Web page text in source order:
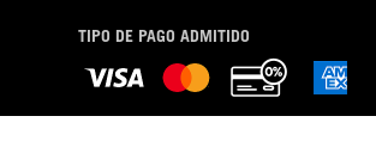
TIPO DE PAGO ADMITIDO